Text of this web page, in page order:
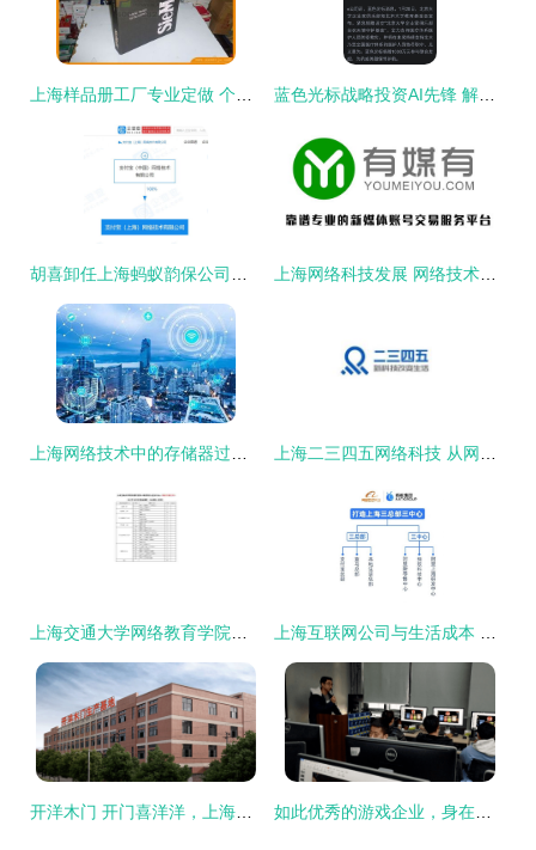
上海样品册工厂专业定做 个性化定制与价格规定指南 蓝色光标战略投资AI先锋 解析2001年成立的上海智臻网络科技与小i机器人
胡喜卸任上海蚂蚁韵保公司法定代表人，蚂蚁集团技术高管调整引关注 上海网络科技发展 网络技术赋能城市数字化转型
上海网络技术中的存储器过冬策略 确保数据安全与系统稳定 上海二三四五网络科技 从网络技术公司到多元化集团的战略演进
上海交通大学网络教育学院计算机科学与技术专业课程体系解析 上海互联网公司与生活成本 机遇与挑战下的网络技术人才生态
开洋木门 开门喜洋洋，上海网络技术引领行业新潮流 如此优秀的游戏企业，身在上海浦东火星时代的你不应错过